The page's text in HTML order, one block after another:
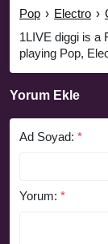
Pop › Electro ›
1LIVE diggi is a
playing Pop,
Yorum Ekle
Ad Soyad: *
Yorum: *